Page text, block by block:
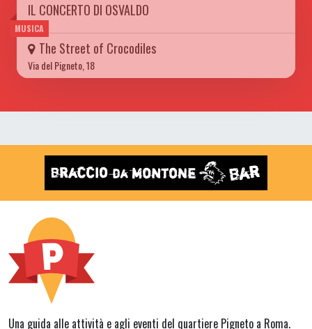
MUSICA
IL CONCERTO DI OSVALDO
The Street of Crocodiles
Via del Pigneto, 18
Una guida alle attività e agli eventi del quartiere Pigneto a Roma.